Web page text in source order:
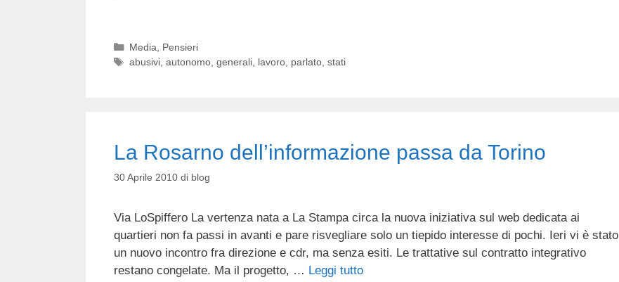
Categorie
Media
Pensieri
Tag
abusivi, autonomo, generali, lavoro, parlato, stati
La Rosarno dell’informazione passa da Torino
30 Aprile 2010 di blog
Via LoSpiffero La vertenza nata a La Stampa circa la nuova iniziativa sul web dedicata ai
quartieri non fa passi in avanti e pare risvegliare solo un tiepido interesse di pochi. Ieri vi è stato
un nuovo incontro fra direzione e cdr, ma senza esiti. Le trattative sul contratto integrativo
restano congelate. Ma il progetto, … Leggi tutto